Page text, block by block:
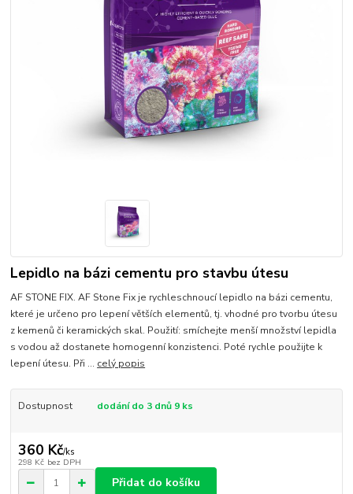
Lepidlo na bázi cementu pro stavbu útesu
AF STONE FIX. AF Stone Fix je rychleschnoucí lepidlo na bázi cementu,
které je určeno pro lepení větších elementů, tj. vhodné pro tvorbu útesu
z kemenů či keramických skal. Použití: smíchejte menší množství lepidla
s vodou až dostanete homogenní konzistenci. Poté rychle použijte k
lepení útesu. Při ... celý popis
Dostupnost dodání do 3 dnů 9 ks
360 Kč/ks
298 Kč bez DPH
Přidat do košíku